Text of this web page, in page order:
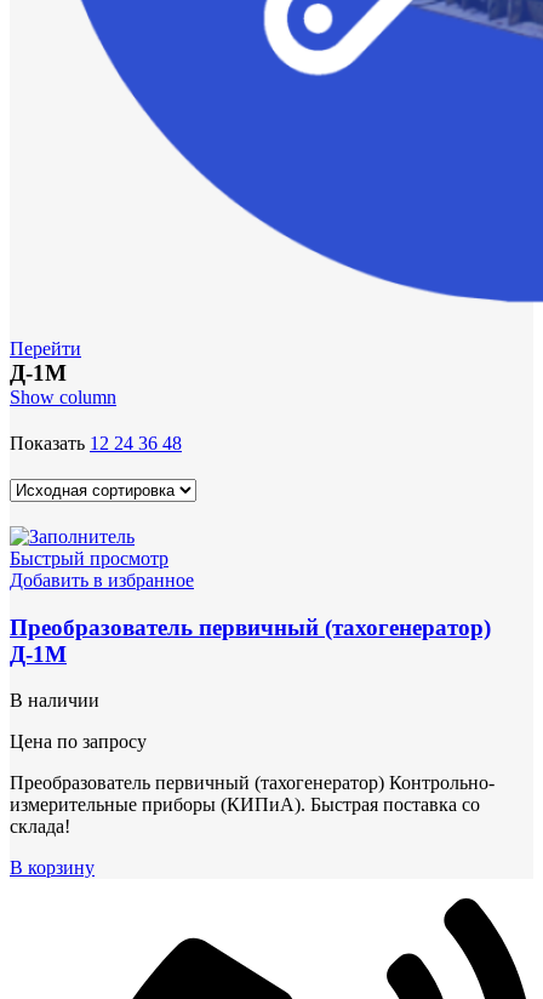
Перейти
Д-1М
Show column
Показать 12 24 36 48
Быстрый просмотр
Добавить в избранное
Преобразователь первичный (тахогенератор)
Д-1М
В наличии
Цена по запросу
Преобразователь первичный (тахогенератор) Контрольно-
измерительные приборы (КИПиА). Быстрая поставка со
склада!
В корзину